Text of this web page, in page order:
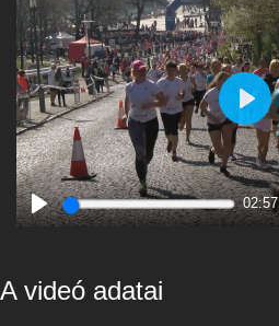
Play
02:57
Play
A videó adatai